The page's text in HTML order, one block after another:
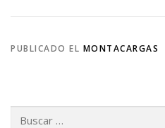
PUBLICADO EL MONTACARGAS